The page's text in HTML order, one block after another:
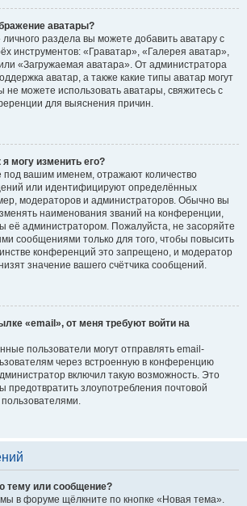
аватары?
раздела вы можете добавить аватару с
инструментов: «Граватар», «Галерея аватар»,
«Загружаемая аватара». От администратора
аватар, а также какие типы аватар могут
не можете использовать аватары, свяжитесь с
для выяснения причин.
я могу изменить его?
вашим именем, отражают количество
или идентифицируют определённых
модераторов и администраторов. Обычно вы
наименования званий на конференции,
её администратором. Пожалуйста, не засоряйте
сообщениями только для того, чтобы повысить
конференций это запрещено, и модератор
значение вашего счётчика сообщений.
«email», от меня требуют войти на
пользователи могут отправлять email-
через встроенную в конференцию
включил такую возможность. Это
предотвратить злоупотребления почтовой
тему или сообщение?
в форуме щёлкните по кнопке «Новая тема».